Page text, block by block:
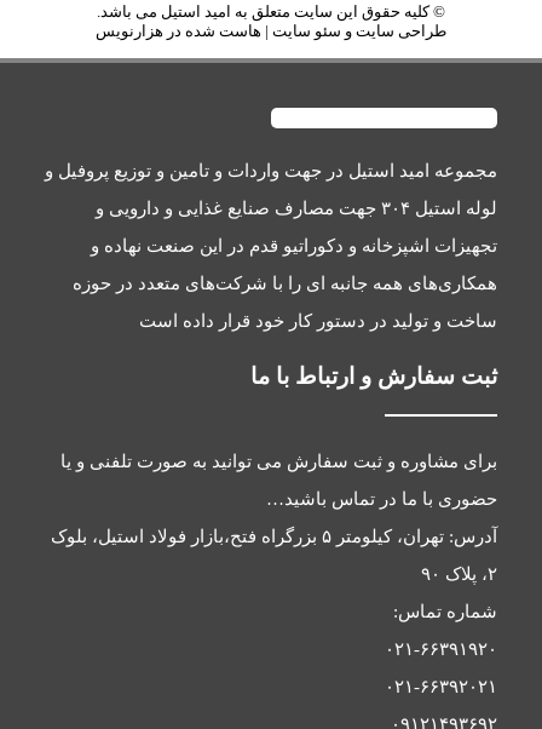
حقوق این سایت متعلق بهامید استیل می باشد.
سئو سایت | هاستشده درهزارنویس
استیلدر جهت واردات و تامین و توزیع پروفیل و
لوله استیل ۳۰۴ جهت مصارف صنایع غذایی و دارویی و
و دکوراتیو قدم در این صنعت نهاده و
جانبه ای را با شرکت‌های متعدد در حوزه
در دستور کار خود قرار داده است
و ارتباط با ما
و ثبت سفارش می توانید به صورت تلفنی و یا
در تماس باشید…
آدرس: تهران، کیلومتر ۵ بزرگراه فتح،بازار فولاد استیل، بلوک